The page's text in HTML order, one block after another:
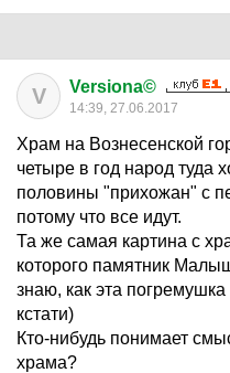
V Versiona©
14:39, 27.06.2017
Храм на Вознесенской
четыре в год народ туда
половины "прихожан" с
потому что все идут.
Та же самая картина с
которого памятник
знаю, как эта
кстати)
Кто-нибудь понимает
храма?